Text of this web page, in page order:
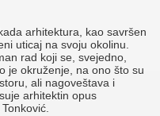
arhitektura, kao savršen
uticaj na svoju okolinu.
rad koji se, svejedno,
je okruženje, na ono što su
ali nagoveštava i
arhitektin opus